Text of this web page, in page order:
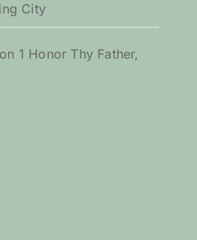
City
1 Honor Thy Father,